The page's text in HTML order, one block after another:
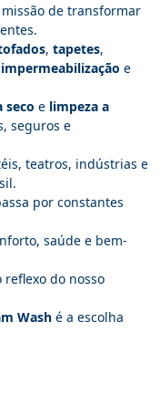
de transformar
, tapetes,
impermeabilização e
seco e limpeza a
seguros e
teatros, indústrias e
por constantes
saúde e bem-
do nosso
Wash é a escolha